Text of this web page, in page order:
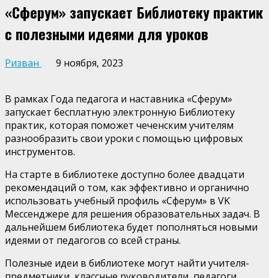
«Сферум» запускает Библиотеку практик
с полезными идеями для уроков
Ризван 9 ноября, 2023
В рамках Года педагога и наставника «Сферум»
запускает бесплатную электронную Библиотеку
практик, которая поможет чеченским учителям
разнообразить свои уроки с помощью цифровых
инструментов.
На старте в библиотеке доступно более двадцати
рекомендаций о том, как эффективно и органично
использовать учебный профиль «Сферум» в VK
Мессенджере для решения образовательных задач. В
дальнейшем библиотека будет пополняться новыми
идеями от педагогов со всей страны.
Полезные идеи в библиотеке могут найти учителя-